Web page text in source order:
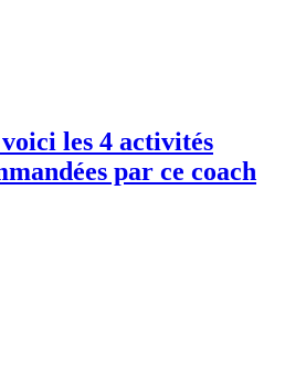
les 4 activités
par ce coach